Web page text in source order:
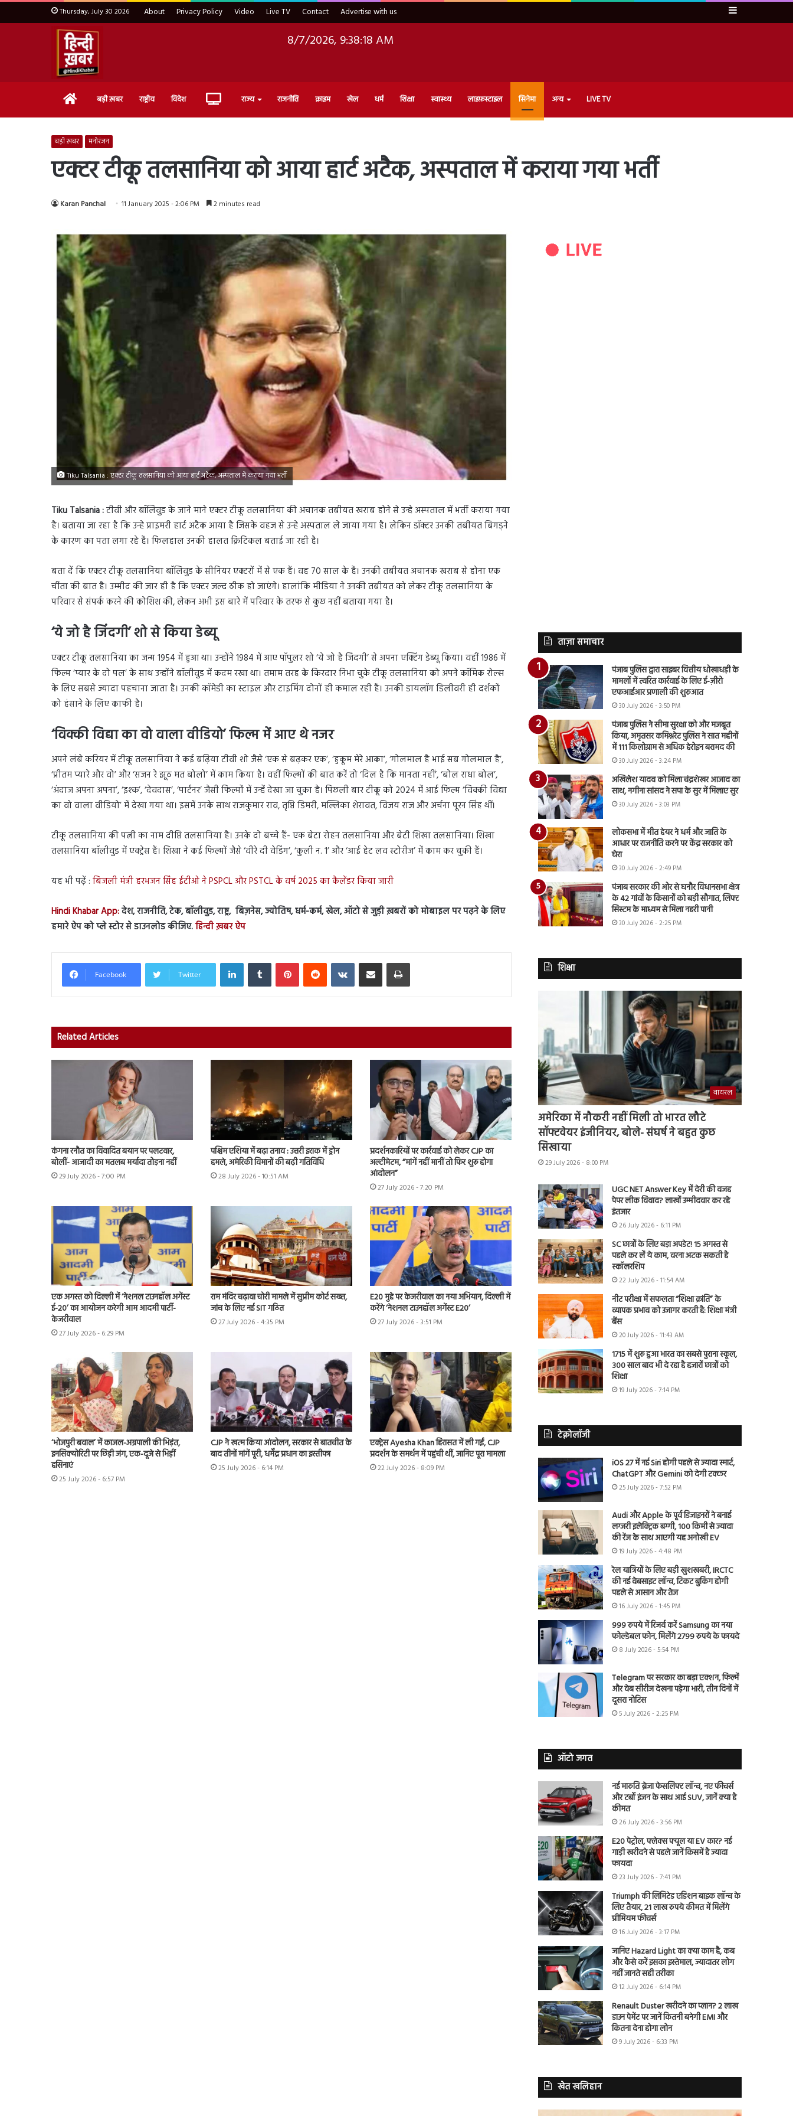
Thursday, July 30 2026 About Privacy Policy Video Live TV Contact Advertise with us Sidebar
8/7/2026, 9:38:19 AM
Home बड़ी ख़बर राष्ट्रीय विदेश Live राज्य राजनीति क्राइम खेल धर्म शिक्षा स्वास्थ्य लाइफ़स्टाइल सिनेमा अन्य LIVE TV
बड़ी ख़बर मनोरंजन
एक्टर टीकू तलसानिया को आया हार्ट अटैक, अस्पताल में कराया गया भर्ती
Karan Panchal 11 January 2025 - 2:06 PM 2 minutes read
Tiku Talsania : एक्टर टीकू तलसानिया को आया हार्ट अटैक, अस्पताल में कराया गया भर्ती
Tiku Talsania :टीवी और बॉलिवुड के जाने माने एक्टर टीकू तलसानिया की अचानक तबीयत खराब होने से उन्हे अस्पताल में भर्ती कराया गया
है। बताया जा रहा है कि उन्हे प्राइमरी हार्ट अटैक आया है जिसके वहज से उन्हे अस्पताल ले जाया गया है। लेकिन डॉक्टर उनकी तबीयत बिगड़ने
के कारण का पता लगा रहे हैं। फिलहाल उनकी हालत क्रिटिकल बताई जा रही है।
बता दें कि एक्टर टीकू तलसानिया बॉलिवुड के सीनियर एक्टरों में से एक हैं। वह 70 साल के हैं। उनकी तबीयत अचानक खराब से होना एक
चींता की बात है। उम्मीद की जार ही है कि एक्टर जल्द ठीक हो जाएंगे। हालांकि मीडिया ने उनकी तबीयत को लेकर टीकू तलसानिया के
परिवार से संपर्क करने की कोशिश की, लेकन अभी इस बारे में परिवार के तरफ से कुछ नहीं बताया गया है।
‘ये जो है जिंदगी’ शो से किया डेब्यू
एक्टर टीकू तलसानिया का जन्म 1954 में हुआ था। उन्होंने 1984 में आए पॉपुलर शो ‘ये जो है जिंदगी’ से अपना एक्टिंग डेब्यू किया। वहीं 1986 में
फिल्म ‘प्यार के दो पल’ के साथ उन्होंने बॉलीवुड में कदम रखा था। तमाम तरह के किरदार निभा चुके टीकू तलसानिया को अपने कॉमिक रोल्स
के लिए सबसे ज्यादा पहचाना जाता है। उनकी कॉमेडी का स्टाइल और टाइमिंग दोनों ही कमाल रही हैं। उनकी डायलॉग डिलीवरी ही दर्शकों
को हंसाने के लिए काफी है।
‘विक्की विद्या का वो वाला वीडियो’ फिल्म में आए थे नजर
अपने लंबे करियर में टीकू तलसानिया ने कई बढ़िया टीवी शो जैसे ‘एक से बढ़कर एक’, ‘हुकूम मेरे आका’, ‘गोलमाल है भाई सब गोलमाल है’,
‘प्रीतम प्यारे और वो’ और ‘सजन रे झूठ मत बोलो’ में काम किया है। वहीं फिल्मों की बात करें तो ‘दिल है कि मानता नहीं’, ‘बोल राधा बोल’,
‘अंदाज अपना अपना’, ‘इश्क’, ‘देवदास’, ‘पार्टनर’ जैसी फिल्मों में उन्हें देखा जा चुका है। पिछली बार टीकू को 2024 में आई फिल्म ‘विक्की विद्या
का वो वाला वीडियो’ में देखा गया था। इसमें उनके साथ राजकुमार राव, तृप्ति डिमरी, मल्लिका शेरावत, विजय राज और अर्चना पूरन सिंह थीं।
टीकू तलसानिया की पत्नी का नाम दीप्ति तलसानिया है। उनके दो बच्चे हैं- एक बेटा रोहन तलसानिया और बेटी शिखा तलसानिया। शिखा
तलसानिया बॉलीवुड में एक्ट्रेस हैं। शिखा ने कई फिल्मों जैसे ‘वीरे दी वेडिंग’, ‘कुली न. 1’ और ‘आई हेट लव स्टोरीज’ में काम कर चुकी हैं।
यह भी पढ़ें : बिजली मंत्री हरभजन सिंह ईटीओ ने PSPCL और PSTCL के वर्ष 2025 का कैलेंडर किया जारी
Hindi Khabar App:देश, राजनीति, टेक, बॉलीवुड, राष्ट्र, बिज़नेस, ज्योतिष, धर्म-कर्म, खेल, ऑटो से जुड़ी ख़बरों को मोबाइल पर पढ़ने के लिए
हमारे ऐप को प्ले स्टोर से डाउनलोड कीजिए.हिन्दी ख़बर ऐप
Facebook Twitter
LinkedInTumblr PinterestReddit VKontakteShare via Email Print
Related Articles
कंगना रनौत का विवादित बयान पर पलटवार,
बोलीं- आजादी का मतलब मर्यादा तोड़ना नहीं
29 July 2026 - 7:00 PM
पश्चिम एशिया में बढ़ा तनाव : उत्तरी इराक में ड्रोन
हमले, अमेरिकी विमानों की बढ़ी गतिविधि
28 July 2026 - 10:51 AM
प्रदर्शनकारियों पर कार्रवाई को लेकर CJP का
अल्टीमेटम, “मांगें नहीं मानीं तो फिर शुरू होगा
आंदोलन”
27 July 2026 - 7:20 PM
एक अगस्त को दिल्ली में ‘नेशनल टाउनहॉल अगेंस्ट
ई-20’ का आयोजन करेगी आम आदमी पार्टी-
केजरीवाल
27 July 2026 - 6:29 PM
राम मंदिर चढ़ावा चोरी मामले में सुप्रीम कोर्ट सख्त,
जांच के लिए नई SIT गठित
27 July 2026 - 4:35 PM
E20 मुद्दे पर केजरीवाल का नया अभियान, दिल्ली में
करेंगे ‘नेशनल टाउनहॉल अगेंस्ट E20’
27 July 2026 - 3:51 PM
‘भोजपुरी बवाल’ में काजल-अम्रपाली की भिड़ंत,
इनसिक्योरिटी पर छिड़ी जंग, एक-दूजे से भिड़ीं
हसिनाएं
25 July 2026 - 6:57 PM
CJP ने खत्म किया आंदोलन, सरकार से बातचीत के
बाद तीनों मांगें पूरी, धर्मेंद्र प्रधान का इस्तीफा
25 July 2026 - 6:14 PM
एक्ट्रेस Ayesha Khan हिरासत में ली गईं, CJP
प्रदर्शन के समर्थन में पहुंची थीं, जानिए पूरा मामला
22 July 2026 - 8:09 PM
ताज़ा समाचार
पंजाब पुलिस द्वारा साइबर वित्तीय धोखाधड़ी के
मामलों में त्वरित कार्रवाई के लिए ई-ज़ीरो
एफआईआर प्रणाली की शुरुआत
30 July 2026 - 3:50 PM
पंजाब पुलिस ने सीमा सुरक्षा को और मजबूत
किया, अमृतसर कमिश्नरेट पुलिस ने सात महीनों
में 111 किलोग्राम से अधिक हेरोइन बरामद की
30 July 2026 - 3:24 PM
अखिलेश यादव को मिला चंद्रशेखर आजाद का
साथ, नगीना सांसद ने सपा के सुर में मिलाए सुर
30 July 2026 - 3:03 PM
लोकसभा में मीत हेयर ने धर्म और जाति के
आधार पर राजनीति करने पर केंद्र सरकार को
घेरा
30 July 2026 - 2:49 PM
पंजाब सरकार की ओर से घनौर विधानसभा क्षेत्र
के 42 गांवों के किसानों को बड़ी सौगात, लिफ्ट
सिस्टम के माध्यम से मिला नहरी पानी
30 July 2026 - 2:25 PM
शिक्षा
वायरल
अमेरिका में नौकरी नहीं मिली तो भारत लौटे
सॉफ्टवेयर इंजीनियर, बोले- संघर्ष ने बहुत कुछ
सिखाया
29 July 2026 - 8:00 PM
UGC NET Answer Key में देरी की वजह
पेपर लीक विवाद? लाखों उम्मीदवार कर रहे
इंतजार
26 July 2026 - 6:11 PM
SC छात्रों के लिए बड़ा अपडेट! 15 अगस्त से
पहले कर लें ये काम, वरना अटक सकती है
स्कॉलरशिप
22 July 2026 - 11:54 AM
नीट परीक्षा में सफलता “शिक्षा क्रांति” के
व्यापक प्रभाव को उजागर करती है: शिक्षा मंत्री
बैंस
20 July 2026 - 11:43 AM
1715 में शुरू हुआ भारत का सबसे पुराना स्कूल,
300 साल बाद भी दे रहा है हजारों छात्रों को
शिक्षा
19 July 2026 - 7:14 PM
टेक्नोलॉजी
iOS 27 में नई Siri होगी पहले से ज्यादा स्मार्ट,
ChatGPT और Gemini को देगी टक्कर
25 July 2026 - 7:52 PM
Audi और Apple के पूर्व डिजाइनरों ने बनाई
लग्जरी इलेक्ट्रिक बग्गी, 100 किमी से ज्यादा
की रेंज के साथ आएगी यह अनोखी EV
19 July 2026 - 4:48 PM
रेल यात्रियों के लिए बड़ी खुशखबरी, IRCTC
की नई वेबसाइट लॉन्च, टिकट बुकिंग होगी
पहले से आसान और तेज
16 July 2026 - 1:45 PM
999 रुपये में रिजर्व करें Samsung का नया
फोल्डेबल फोन, मिलेंगे 2799 रुपये के फायदे
8 July 2026 - 5:54 PM
Telegram पर सरकार का बड़ा एक्शन, फिल्में
और वेब सीरीज देखना पड़ेगा भारी, तीन दिनों में
दूसरा नोटिस
5 July 2026 - 2:25 PM
ऑटो जगत
नई मारुति ब्रेजा फेसलिफ्ट लॉन्च, नए फीचर्स
और टर्बो इंजन के साथ आई SUV, जानें क्या है
कीमत
26 July 2026 - 3:56 PM
E20 पेट्रोल, फ्लेक्स फ्यूल या EV कार? नई
गाड़ी खरीदने से पहले जानें किसमें है ज्यादा
फायदा
23 July 2026 - 7:41 PM
Triumph की लिमिटेड एडिशन बाइक लॉन्च के
लिए तैयार, 21 लाख रुपये कीमत में मिलेंगे
प्रीमियम फीचर्स
16 July 2026 - 3:17 PM
जानिए Hazard Light का क्या काम है, कब
और कैसे करें इसका इस्तेमाल, ज्यादातर लोग
नहीं जानते सही तरीका
12 July 2026 - 6:14 PM
Renault Duster खरीदने का प्लान? 2 लाख
डाउन पेमेंट पर जानें कितनी बनेगी EMI और
कितना देना होगा लोन
9 July 2026 - 6:33 PM
खेत खलिहान